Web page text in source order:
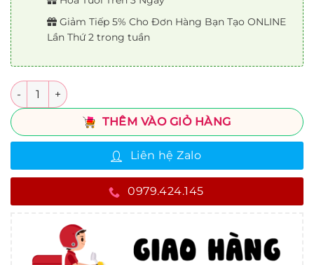
Giảm Tiếp 5% Cho Đơn Hàng Bạn Tạo ONLINE
Lần Thứ 2 trong tuần
Số lượng
THÊM VÀO GIỎ HÀNG
Liên hệ Zalo
0979.424.145